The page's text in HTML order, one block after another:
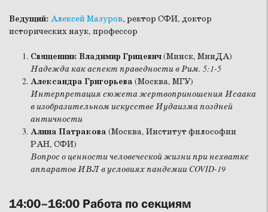
Ведущий: Алексей Мазуров, ректор СФИ, доктор
исторических наук, профессор
Священник Владимир Грицевич(Минск, МинДА)
Надежда как аспект праведности в Рим. 5:1-5
Александра Григорьева (Москва, МГУ)
Интерпретация сюжета жертвоприношения Исаака
в изобразительном искусстве Иудаизма поздней
античности
Алина Патракова (Москва, Институт философии
РАН, СФИ)
Вопрос о ценности человеческой жизни при нехватке
аппаратов ИВЛ в условиях пандемии COVID-19
14:00–16:00 Работа по секциям